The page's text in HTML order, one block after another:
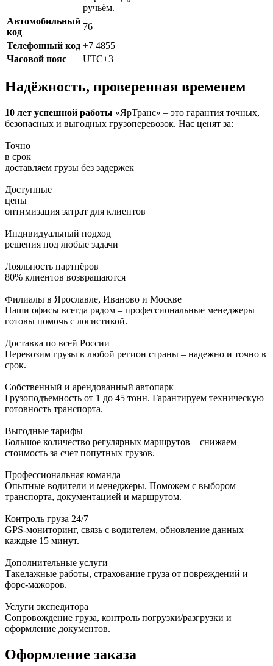
ручьём.
Автомобильный
код
76
Телефонный код +7 4855
Часовой пояс
UTC+3
Надёжность, проверенная временем
10 лет успешной работы «ЯрТранс» – это гарантия точных,
безопасных и выгодных грузоперевозок. Нас ценят за:
Точно
в срок
доставляем грузы без задержек
Доступные
цены
оптимизация затрат для клиентов
Индивидуальный подход
решения под любые задачи
Лояльность партнёров
80% клиентов возвращаются
Филиалы в Ярославле, Иваново и Москве
Наши офисы всегда рядом – профессиональные менеджеры
готовы помочь с логистикой.
Доставка по всей России
Перевозим грузы в любой регион страны – надежно и точно в
срок.
Собственный и арендованный автопарк
Грузоподъемность от 1 до 45 тонн. Гарантируем техническую
готовность транспорта.
Выгодные тарифы
Большое количество регулярных маршрутов – снижаем
стоимость за счет попутных грузов.
Профессиональная команда
Опытные водители и менеджеры. Поможем с выбором
транспорта, документацией и маршрутом.
Контроль груза 24/7
GPS-мониторинг, связь с водителем, обновление данных
каждые 15 минут.
Дополнительные услуги
Такелажные работы, страхование груза от повреждений и
форс-мажоров.
Услуги экспедитора
Сопровождение груза, контроль погрузки/разгрузки и
оформление документов.
Оформление заказа